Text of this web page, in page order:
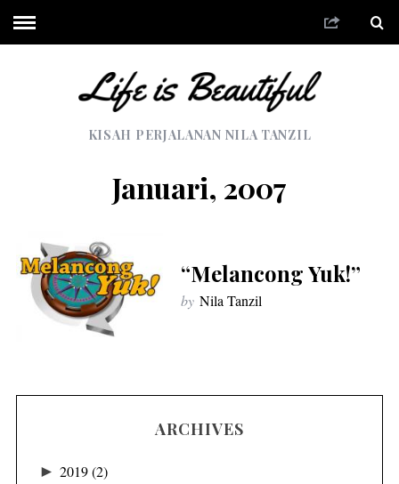
KISAH PERJALANAN NILA TANZIL
Januari, 2007
“Melancong Yuk!”
by Nila Tanzil
ARCHIVES
► 2019(2)